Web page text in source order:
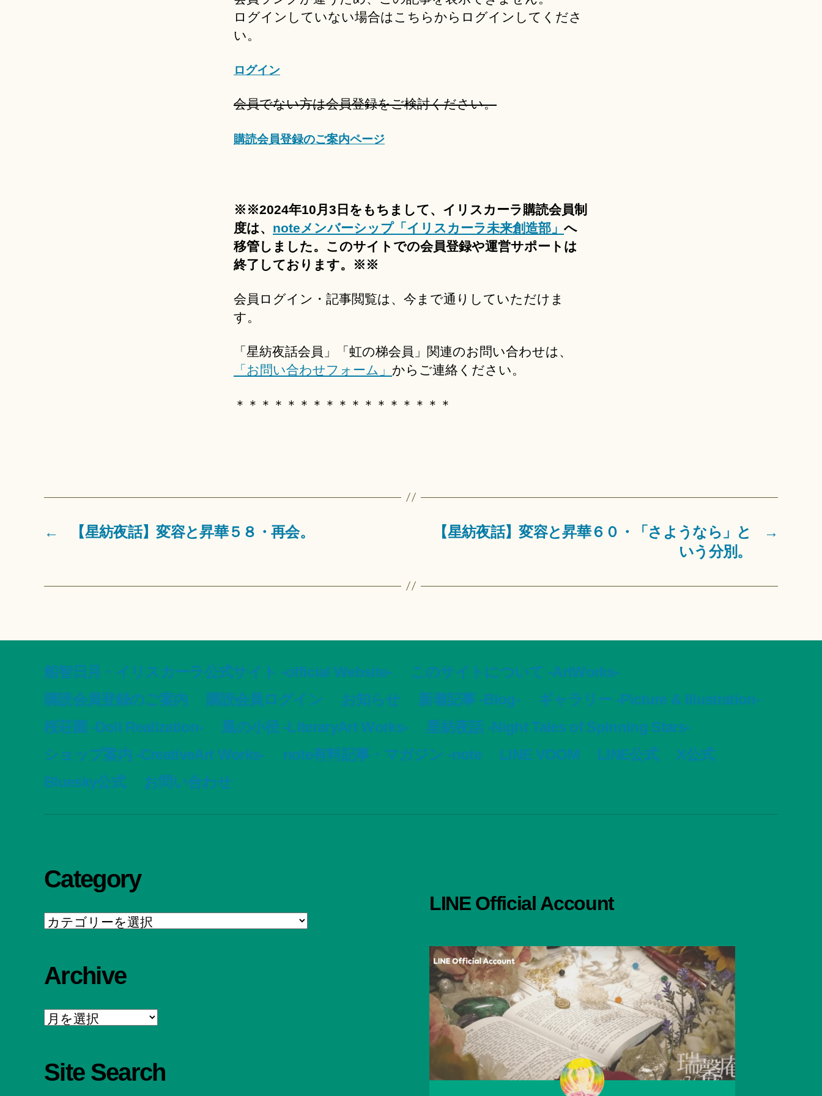
ログインしていない場合はこちらからログインしてくださ
い。
ログイン
会員でない方は会員登録をご検討ください。
購読会員登録のご案内ページ
※※2024年10月3日をもちまして、イリスカーラ購読会員制
度は、 noteメンバーシップ「イリスカーラ未来創造部」 へ
移管しました。このサイトでの会員登録や運営サポートは
終了しております。※※
会員ログイン・記事閲覧は、今まで通りしていただけま
す。
「星紡夜話会員」「虹の梯会員」関連のお問い合わせは、
「お問い合わせフォーム」 からご連絡ください。
＊＊＊＊＊＊＊＊＊＊＊＊＊＊＊＊＊
← 【星紡夜話】変容と昇華５８・再会。 →
【星紡夜話】変容と昇華６０・「さようなら」と
いう分別。
船智日月・イリスカーラ公式サイト -official Website-
このサイトについて -ArtWorks-
購読会員登録のご案内
購読会員ログイン お知らせ 新着記事 -Blog-
ギャラリー -Picture & Illustration-
桜荘園 -Doll Realization-
風の小径 -LiteraryArt Works-
星紡夜話 -Night Tales of Spinning Stars-
ショップ案内 -CreativeArt Works-
note有料記事・マガジン -note LINE VOOM LINE公式
X公式
Bluesky公式
お問い合わせ
Category
Category
Archive
Archive
Site Search
LINE Official Account